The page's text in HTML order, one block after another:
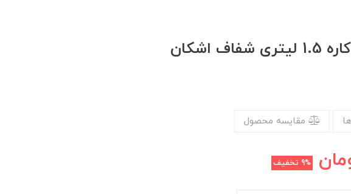
اشکان
مقایسه محصول
9% تخفیف